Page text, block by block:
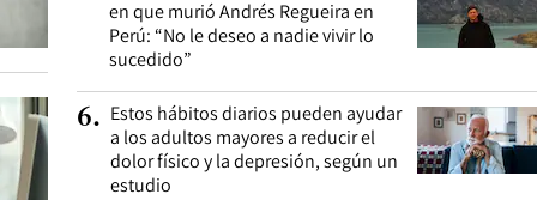
en que murió Andrés Regueira en
Perú: “No le deseo a nadie vivir lo
sucedido”
6. Estos hábitos diarios pueden ayudar
a los adultos mayores a reducir el
dolor físico y la depresión, según un
estudio